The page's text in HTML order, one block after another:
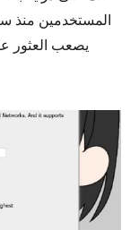
المستخدمين منذ